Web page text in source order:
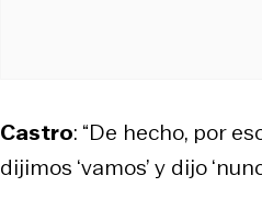
Castro: “De hecho, por
dijimos ‘vamos’ y dijo